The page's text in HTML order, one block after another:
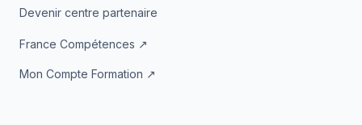
Devenir centre partenaire
France Compétences ↗
Mon Compte Formation ↗